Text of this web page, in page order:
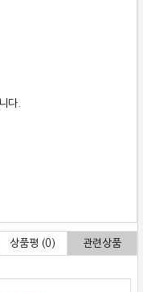
다.
상품평 (0) 관련상품